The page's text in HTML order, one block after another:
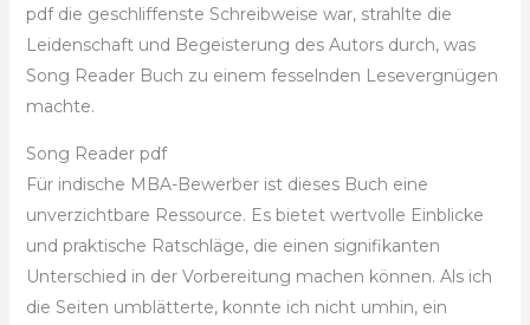
pdf die geschliffenste Schreibweise war, strahlte die
Leidenschaft und Begeisterung des Autors durch, was
Song Reader Buch zu einem fesselnden Lesevergnügen
machte.
Song Reader pdf
Für indische MBA-Bewerber ist dieses Buch eine
unverzichtbare Ressource. Es bietet wertvolle Einblicke
und praktische Ratschläge, die einen signifikanten
Unterschied in der Vorbereitung machen können. Als ich
die Seiten umblätterte, konnte ich nicht umhin, ein